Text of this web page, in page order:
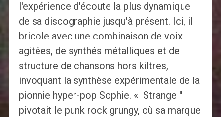
l'expérience d'écoute la plus dynamique
de sa discographie jusqu'à présent. Ici, il
bricole avec une combinaison de voix
agitées, de synthés métalliques et de
structure de chansons hors kiltres,
invoquant la synthèse expérimentale de la
pionnie hyper-pop Sophie. « Strange ''
pivotait le punk rock grungy, où sa marque